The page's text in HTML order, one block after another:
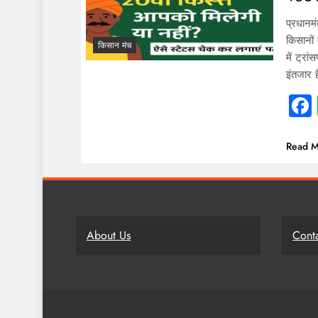
किसान मंच
में
इंतजार
Read
About Us